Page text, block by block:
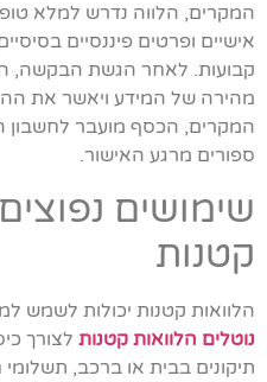
המקרים, הלווה נדרש למלא
אישיים ופרטים פיננסיים
קבועות. לאחר הגשת הבקשה,
מהירה של המידע ויאשר את
המקרים, הכסף מועבר לחשבון
ספורים מרגע האישור.
שימושים
קטנות
הלוואות קטנות יכולות לשמש
נוטלים הלוואות קטנות לצורך
תיקונים בבית או ברכב, תשלומי